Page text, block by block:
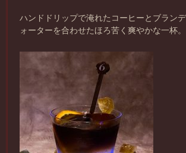
ハンドドリップで淹れたコーヒーとブラン
ォーターを合わせたほろ苦く爽やかな一杯。